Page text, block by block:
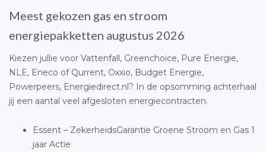
Meest gekozen gas en stroom
energiepakketten augustus 2026
Kiezen jullie voor Vattenfall, Greenchoice, Pure Energie,
NLE, Eneco of Qurrent, Oxxio, Budget Energie,
Powerpeers, Energiedirect.nl? In de opsomming achterhaal
jij een aantal veel afgesloten energiecontracten.
Essent – ZekerheidsGarantie Groene Stroom en Gas 1
jaar Actie